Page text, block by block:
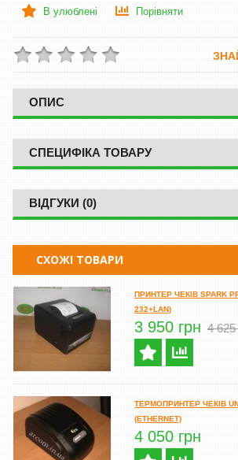
В улюблені Порівняти
ОПИС
СПЕЦИФІКА ТОВАРУ
ВІДГУКИ (0)
СХОЖІ ТОВАРИ
ПРИНТЕР ЧЕКІВ SPARK
232+LAN)
3 950 грн 4 625
ТЕРМОПРИНТЕР ЧЕКІВ
(ETHERNET)
4 050 грн